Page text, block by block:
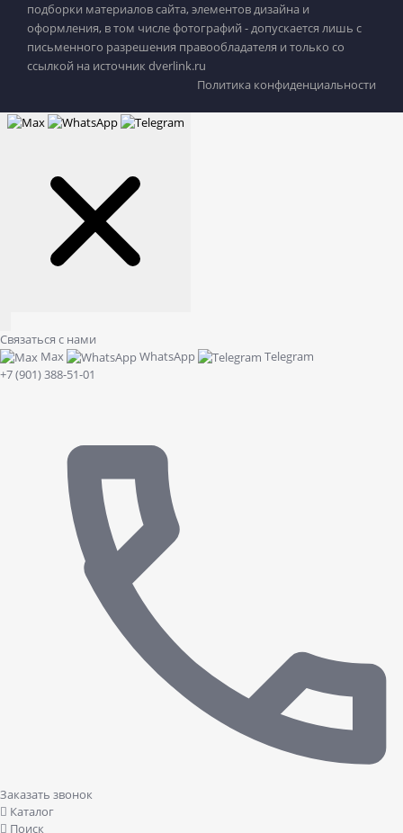
подборки материалов сайта, элементов дизайна и
оформления, в том числе фотографий - допускается лишь с
письменного разрешения правообладателя и только со
ссылкой на источник dverlink.ru
Политика конфиденциальности
Связаться с нами
Max
WhatsApp
Telegram
+7 (901) 388-51-01
Заказать звонок
Каталог
Поиск